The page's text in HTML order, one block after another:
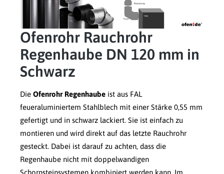
Ofenrohr Rauchrohr
Regenhaube DN 120 mm in
Schwarz
Die Ofenrohr Regenhaube ist aus FAL
feueraluminiertem Stahlblech mit einer Stärke 0,55 mm
gefertigt und in schwarz lackiert. Sie ist einfach zu
montieren und wird direkt auf das letzte Rauchrohr
gesteckt. Dabei ist darauf zu achten, dass die
Regenhaube nicht mit doppelwandigen
Schornsteinsystemen kombiniert werden kann. Im